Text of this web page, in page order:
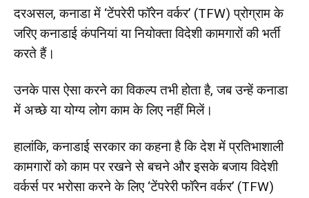
दरअसल, कनाडा में ‘टेंपरेरी फॉरेन वर्कर’ (TFW) प्रोग्राम के
जरिए कनाडाई कंपनियां या नियोक्ता विदेशी कामगारों की भर्ती
करते हैं।
उनके पास ऐसा करने का विकल्प तभी होता है, जब उन्हें कनाडा
में अच्छे या योग्य लोग काम के लिए नहीं मिलें।
हालांकि, कनाडाई सरकार का कहना है कि देश में प्रतिभाशाली
कामगारों को काम पर रखने से बचने और इसके बजाय विदेशी
वर्कर्स पर भरोसा करने के लिए ‘टेंपरेरी फॉरेन वर्कर’ (TFW)